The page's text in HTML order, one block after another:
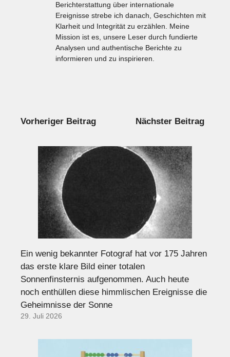
Berichterstattung über internationale
Ereignisse strebe ich danach, Geschichten mit
Klarheit und Integrität zu erzählen. Meine
Mission ist es, unsere Leser durch fundierte
Analysen und authentische Berichte zu
informieren und zu inspirieren.
Vorheriger Beitrag Nächster Beitrag
Ein wenig bekannter Fotograf hat vor 175 Jahren
das erste klare Bild einer totalen
Sonnenfinsternis aufgenommen. Auch heute
noch enthüllen diese himmlischen Ereignisse die
Geheimnisse der Sonne
29. Juli 2026